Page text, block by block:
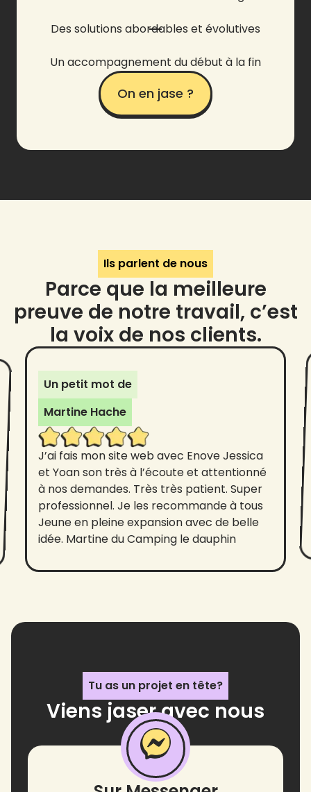
Des solutions abordables et évolutives
Un accompagnement du début à la fin
On en jase ?
Ils parlent de nous
Parce que la meilleure
preuve de notre travail, c’est
la voix de nos clients.
Un petit mot de
Martine Hache
J’ai fais mon site web avec Enove Jessica
et Yoan son très à l’écoute et attentionné
à nos demandes. Très très patient. Super
professionnel. Je les recommande à tous
Jeune en pleine expansion avec de belle
idée. Martine du Camping le dauphin
Tu as un projet en tête?
Viens jaser avec nous
!